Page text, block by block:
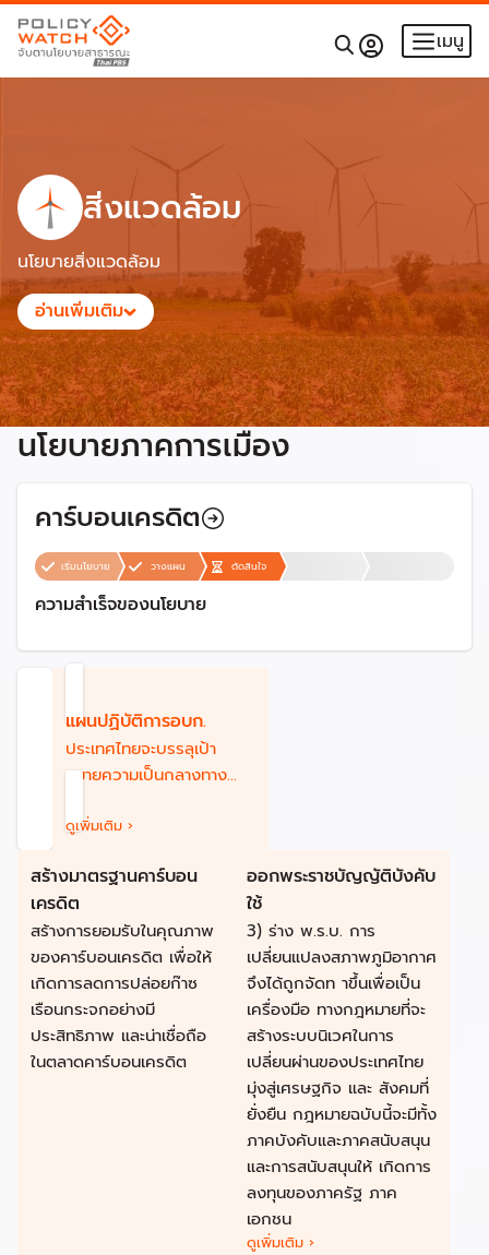
เมนู
สิ่งแวดล้อม
นโยบายสิ่งแวดล้อม
อ่านเพิ่มเติม
นโยบายภาคการเมือง
คาร์บอนเครดิต
เริ่มนโยบาย วางแผน ตัดสินใจ
ความสำเร็จของนโยบาย
แผนปฏิบัติการอบก.
ประเทศไทยจะบรรลุเป้า
หมายความเป็นกลางทาง
Neutrality) ภายในปี พ.ศ.
หมาย การปล่อยก๊าซเรือน
กระจกสุทธิเป็นศูนย์ (Net
Zero Greenhouse Gas
Emission) ภายในหรือก่อน
ปี พ.ศ. 2608 (ค.ศ. 2065)
ดูเพิ่มเติม ›
สร้างมาตรฐานคาร์บอน
เครดิต
สร้างการยอมรับในคุณภาพ
ของคาร์บอนเครดิต เพื่อให้
เกิดการลดการปล่อยก๊าซ
เรือนกระจกอย่างมี
ประสิทธิภาพ และน่าเชื่อถือ
ในตลาดคาร์บอนเครดิต
ออกพระราชบัญญัติบังคับ
ใช้
3) ร่าง พ.ร.บ. การ
เปลี่ยนแปลงสภาพภูมิอากาศ
จึงได้ถูกจัดท าขึ้นเพื่อเป็น
เครื่องมือ ทางกฎหมายที่จะ
สร้างระบบนิเวศในการ
เปลี่ยนผ่านของประเทศไทย
มุ่งสู่เศรษฐกิจ และ สังคมที่
ยั่งยืน กฎหมายฉบับนี้จะมีทั้ง
ภาคบังคับและภาคสนับสนุน
และการสนับสนุนให้ เกิดการ
ลงทุนของภาครัฐ ภาค
เอกชน
ดูเพิ่มเติม ›